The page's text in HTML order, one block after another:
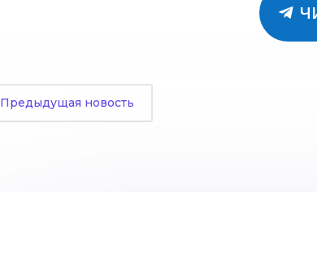
Предыдущая новость